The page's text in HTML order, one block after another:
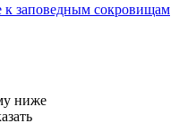
к заповедным сокровищам
ниже